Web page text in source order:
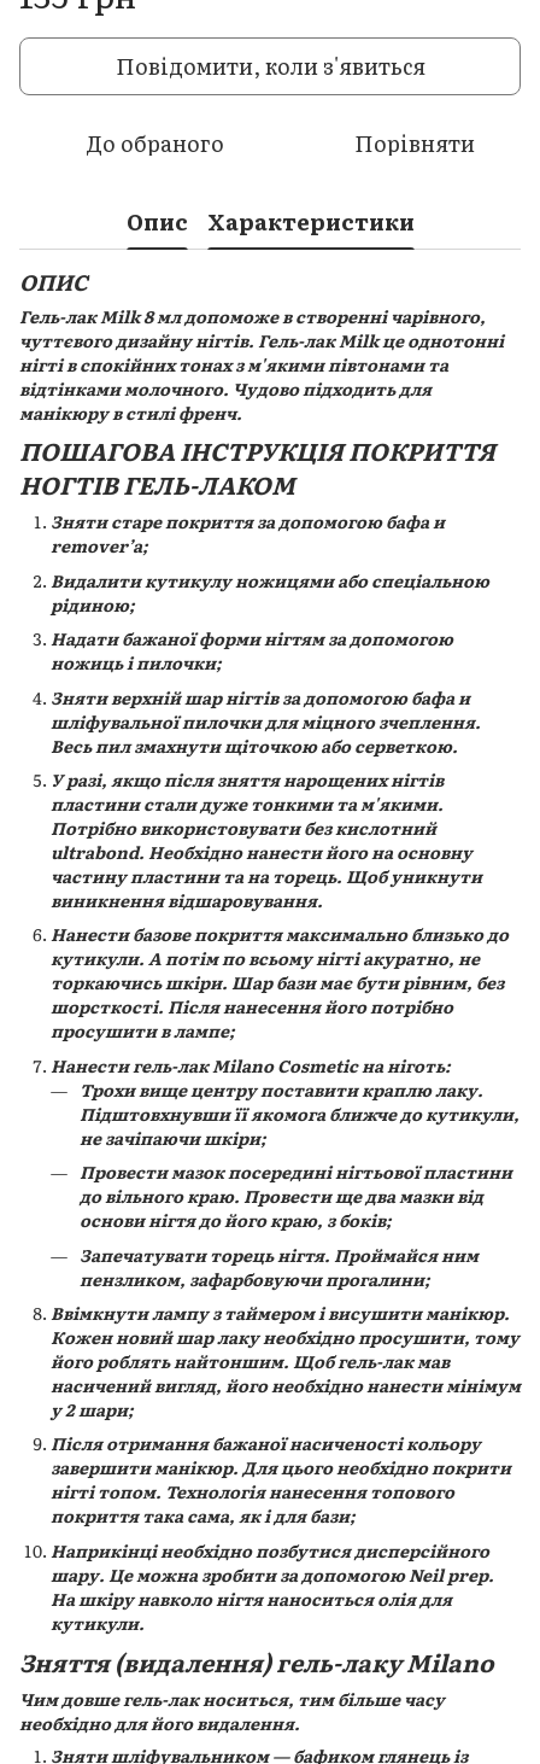
Повідомити, коли з'явиться
До обраного Порівняти
Опис
Характеристики
ОПИС
Гель-лак Milk 8 мл допоможе в створенні чарівного,
чуттєвого дизайну нігтів. Гель-лак Milk це однотонні
нігті в спокійних тонах з м'якими півтонами та
відтінками молочного. Чудово підходить для
манікюру в стилі френч.
ПОШАГОВА ІНСТРУКЦІЯ ПОКРИТТЯ
НОГТІВ ГЕЛЬ-ЛАКОМ
Зняти старе покриття за допомогою бафа и
remover’а;
Видалити кутикулу ножицями або спеціальною
рідиною;
Надати бажаної форми нігтям за допомогою
ножиць і пилочки;
Зняти верхній шар нігтів за допомогою бафа и
шліфувальної пилочки для міцного зчеплення.
Весь пил змахнути щіточкою або серветкою.
У разі, якщо після зняття нарощених нігтів
пластини стали дуже тонкими та м'якими.
Потрібно використовувати без кислотний
ultrabond. Необхідно нанести його на основну
частину пластини та на торець. Щоб уникнути
виникнення відшаровування.
Нанести базове покриття максимально близько до
кутикули. А потім по всьому нігті акуратно, не
торкаючись шкіри. Шар бази має бути рівним, без
шорсткості. Після нанесення його потрібно
просушити в лампе;
Нанести гель-лак Milano Cosmetic на ніготь:
Трохи вище центру поставити краплю лаку.
Підштовхнувши її якомога ближче до кутикули,
не зачіпаючи шкіри;
Провести мазок посередині нігтьової пластини
до вільного краю. Провести ще два мазки від
основи нігтя до його краю, з боків;
Запечатувати торець нігтя. Проймайся ним
пензликом, зафарбовуючи прогалини;
Ввімкнути лампу з таймером і висушити манікюр.
Кожен новий шар лаку необхідно просушити, тому
його роблять найтоншим. Щоб гель-лак мав
насичений вигляд, його необхідно нанести мінімум
у 2 шари;
Після отримання бажаної насиченості кольору
завершити манікюр. Для цього необхідно покрити
нігті топом. Технологія нанесення топового
покриття така сама, як і для бази;
Наприкінці необхідно позбутися дисперсійного
шару. Це можна зробити за допомогою Neil prep.
На шкіру навколо нігтя наноситься олія для
кутикули.
Зняття (видалення) гель-лаку Milano
Чим довше гель-лак носиться, тим більше часу
необхідно для його видалення.
Зняти шліфувальником — бафиком глянець із